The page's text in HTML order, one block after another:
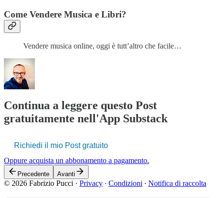
Come Vendere Musica e Libri?
Vendere musica online, oggi è tutt’altro che facile…
Continua a leggere questo Post
gratuitamente nell'App Substack
Richiedi il mio Post gratuito
Oppure acquista un abbonamento a pagamento.
Precedente Avanti
© 2026 Fabrizio Pucci · Privacy ∙ Condizioni ∙ Notifica di raccolta